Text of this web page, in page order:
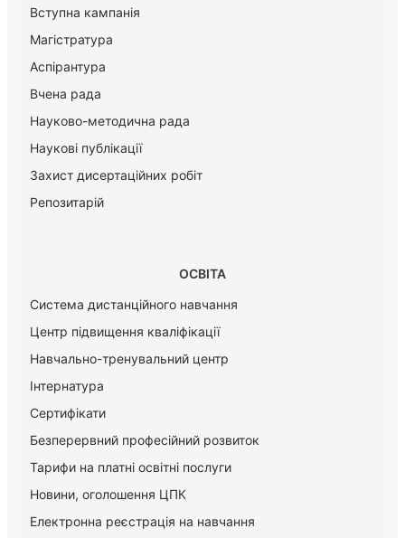
Вступна кампанія
Магістратура
Аспірантура
Вчена рада
Науково-методична рада
Наукові публікації
Захист дисертаційних робіт
Репозитарій
ОСВІТА
Система дистанційного навчання
Центр підвищення кваліфікації
Навчально-тренувальний центр
Інтернатура
Сертифікати
Безперервний професійний розвиток
Тарифи на платні освітні послуги
Новини, оголошення ЦПК
Електронна реєстрація на навчання